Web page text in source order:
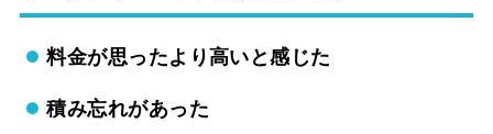
料金が思ったより高いと感じた
積み忘れがあった